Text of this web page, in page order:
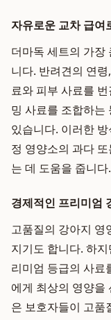
자유로운 교차 급여
더마독 세트의 가장
니다. 반려견의 연
료와 피부 사료를
밍 사료를 조합하는
있습니다. 이러한
정 영양소의 과다
는 데 도움을 줍니다.
경제적인 프리미엄
고품질의 강아지 영
지기도 합니다. 하
리미엄 등급의 사료
에게 최상의 영양을
은 보호자들이 고품